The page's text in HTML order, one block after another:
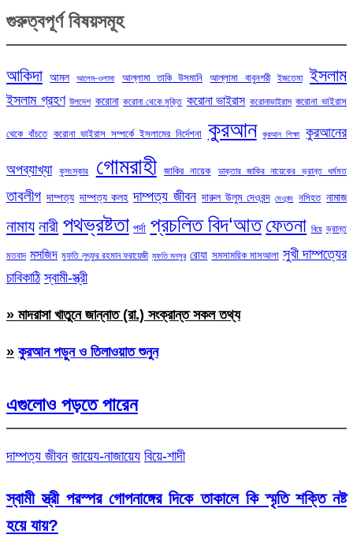
গুরুত্বপূর্ণ বিষয়সমূহ
আকিদা আমল আলেম-ওলামা আল্লামা তাকি উসমানি আল্লামা বাবুনগরী ইজতেমা ইসলাম
ইসলাম গ্রহণ উপদেশ করোনা করোনা থেকে মুক্তি করোনা ভাইরাস করোনাভাইরাস করোনা ভাইরাস
থেকে বাঁচতে করোনা ভাইরাস সম্পর্কে ইসলামের নির্দেশনা কুরআন কুরআন শিক্ষা কুরআনের
অপব্যাখ্যা কুসংস্কার গোমরাহী জাকির নায়েক ডাক্তার জাকির নায়েকের ভ্রান্ত ধর্মমত
তাবলীগ দাম্পত্য দাম্পত্য কলহ দাম্পত্য জীবন দারুল উলুম দেওবন্দ দেওবন্দ নসিহত নামাজ
নামায নারী পথভ্রষ্টতা পর্দা প্রচলিত বিদ‘আত ফেতনা বিয়ে ভ্রান্ত
মতবাদ মসজিদ মুফতি লুৎফুর রহমান ফরায়েজী মুফতি মনসুর রোযা সমসাময়িক মাসআলা সুখী দাম্পত্যের
চাবিকাঠি স্বামী-স্ত্রী
» মাদরাসা খাতুনে জান্নাত (রা.) সংক্রান্ত সকল তথ্য
» কুরআন পড়ুন ও তিলাওয়াত শুনুন
এগুলোও পড়তে পারেন
দাম্পত্য জীবন জায়েয-নাজায়েয বিয়ে-শাদী
স্বামী স্ত্রী পরস্পর গোপনাঙ্গের দিকে তাকালে কি স্মৃতি শক্তি নষ্ট
হয়ে যায়?